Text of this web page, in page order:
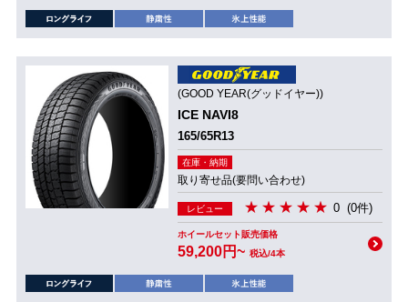
(GOOD YEAR(グッドイヤー))
ICE NAVI8
165/65R13
在庫・納期
取り寄せ品(要問い合わせ)
レビュー 0 (0件)
ホイールセット販売価格
59,200円~ 税込/4本